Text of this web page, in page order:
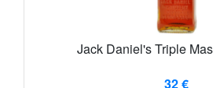
Jack Daniel's Triple
32 €